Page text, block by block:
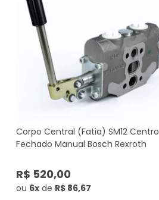
Corpo Central (Fatia) SM12 Centro
Fechado Manual Bosch Rexroth
R$ 520,00
ou 6xde R$ 86,67